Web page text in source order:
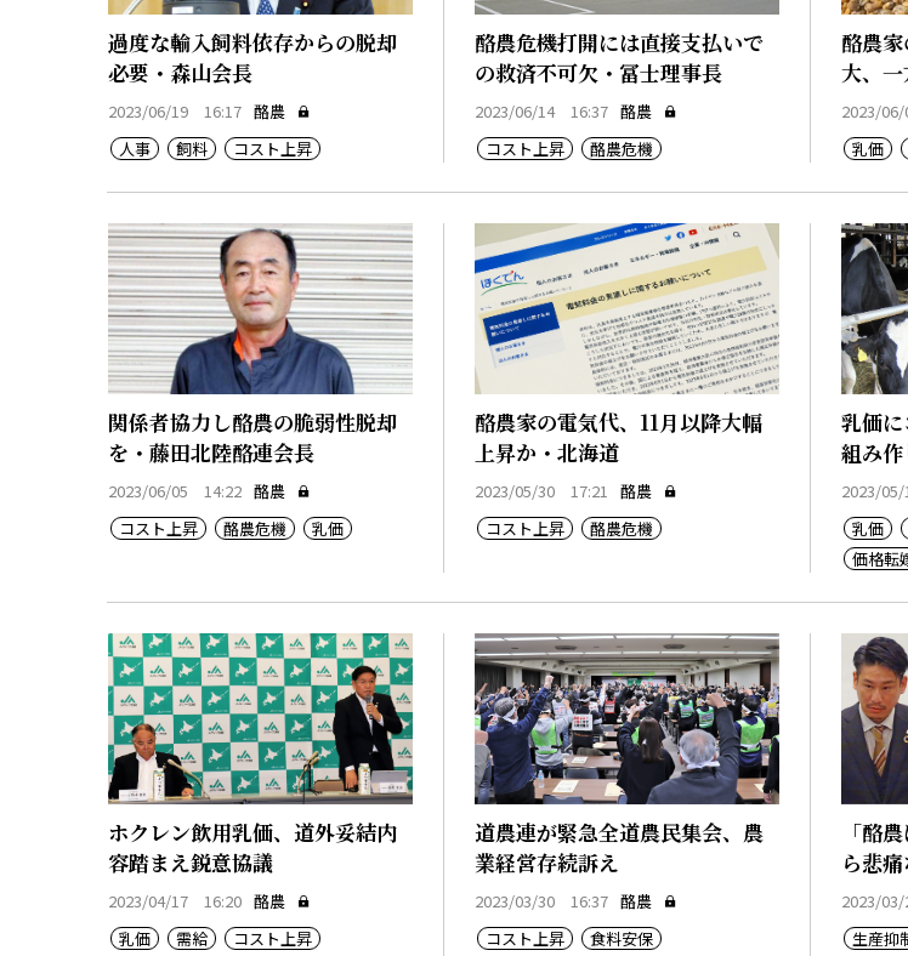
過度な輸入飼料依存からの脱却
必要・森山会長
2023/06/19 16:17 酪農
人事
飼料 コスト上昇
酪農危機打開には直接支払いで
の救済不可欠・冨士理事長
2023/06/14 16:37 酪農
コスト上昇
酪農危機
酪農
大、
み
2023/
乳価
関係者協力し酪農の脆弱性脱却
を・藤田北陸酪連会長
2023/06/05 14:22 酪農
コスト上昇
酪農危機 乳価
酪農家の電気代、11月以降大幅
上昇か・北海道
2023/05/30 17:21 酪農
コスト上昇
酪農危機
乳価
組み
2023/
乳価
価格転
ホクレン飲用乳価、道外妥結内
容踏まえ鋭意協議
2023/04/17 16:20 酪農
乳価
需給
コスト上昇
道農連が緊急全道農民集会、農
業経営存続訴え
2023/03/30 16:37 酪農
コスト上昇
食料安保
「酪
ら悲
2023/
生産抑